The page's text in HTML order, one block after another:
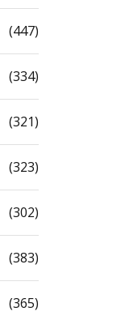
(447)
(334)
(321)
(323)
(302)
(383)
(365)